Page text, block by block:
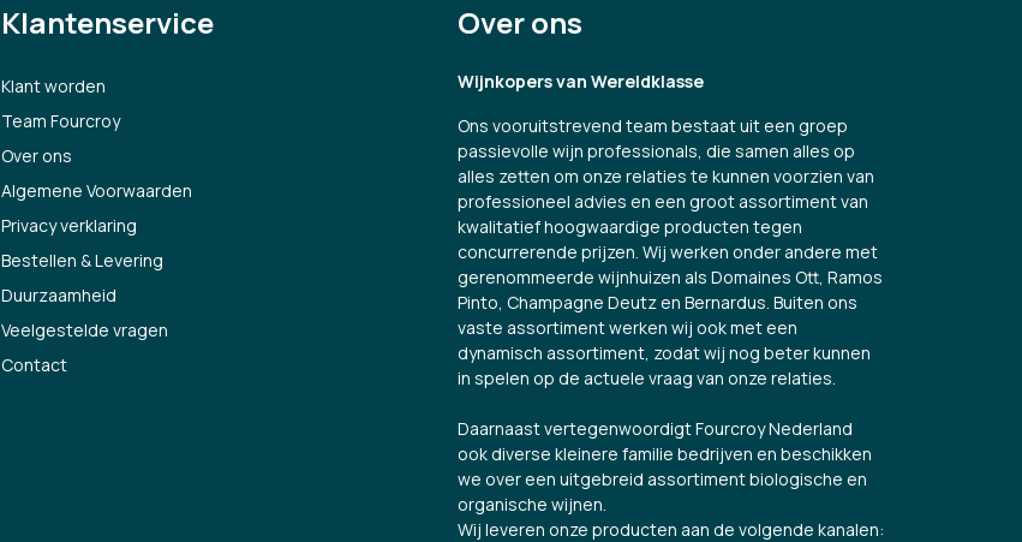
Klantenservice
Klant worden
Team Fourcroy
Over ons
Algemene Voorwaarden
Privacy verklaring
Bestellen & Levering
Duurzaamheid
Veelgestelde vragen
Contact
Over ons
Wijnkopers van Wereldklasse
Ons vooruitstrevend team bestaat uit een groep
passievolle wijn professionals, die samen alles op
alles zetten om onze relaties te kunnen voorzien van
professioneel advies en een groot assortiment van
kwalitatief hoogwaardige producten tegen
concurrerende prijzen. Wij werken onder andere met
gerenommeerde wijnhuizen als Domaines Ott, Ramos
Pinto, Champagne Deutz en Bernardus. Buiten ons
vaste assortiment werken wij ook met een
dynamisch assortiment, zodat wij nog beter kunnen
in spelen op de actuele vraag van onze relaties.
Daarnaast vertegenwoordigt Fourcroy Nederland
ook diverse kleinere familie bedrijven en beschikken
we over een uitgebreid assortiment biologische en
organische wijnen.
Wij leveren onze producten aan de volgende kanalen: